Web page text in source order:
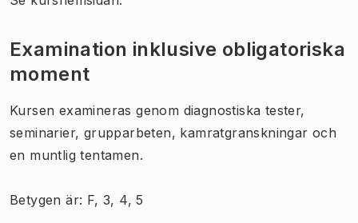
Examination inklusive obligatoriska
moment
Kursen examineras genom diagnostiska tester,
seminarier, grupparbeten, kamratgranskningar och
en muntlig tentamen.
Betygen är: F, 3, 4, 5